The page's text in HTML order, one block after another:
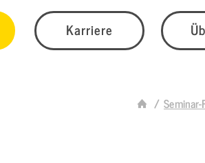
Karriere